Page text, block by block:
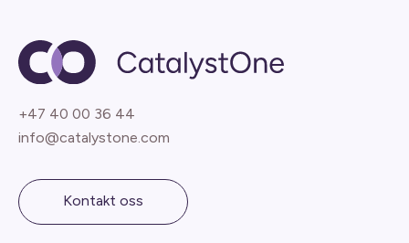
+47 40 00 36 44
info@catalystone.com
Kontakt oss